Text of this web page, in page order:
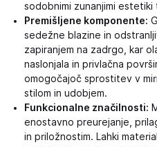
sodobnimi zunanjimi
Premišljene komponente:
sedežne blazine in
zapiranjem na zadrgo, kar
naslonjala in privlačna
omogočajoč sprostitev v
stilom in udobjem.
Funkcionalne značilnosti:
enostavno preurejanje,
in priložnostim. Lahki